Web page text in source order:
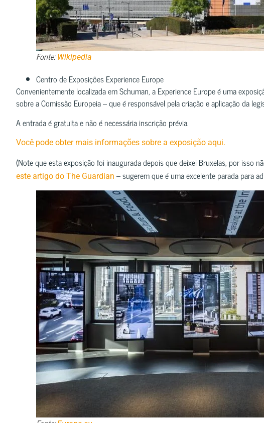
Fonte: Wikipedia
Centro de Exposições Experience Europe
Convenientemente localizada em Schuman, a Experience Europe é uma
sobre a Comissão Europeia – que é responsável pela criação e aplicação da
A entrada é gratuita e não é necessária inscrição prévia.
Você pode obter mais informações sobre a exposição aqui.
(Note que esta exposição foi inaugurada depois que deixei Bruxelas, por isso
este artigo do The Guardian – sugerem que é uma excelente parada para